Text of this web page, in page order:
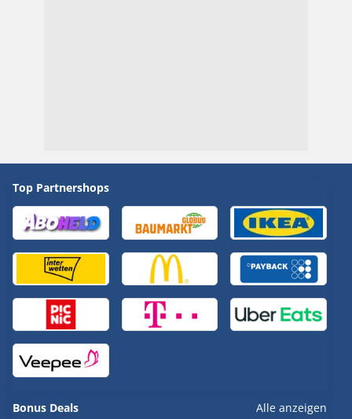
Top Partnershops
Bonus Deals Alle anzeigen